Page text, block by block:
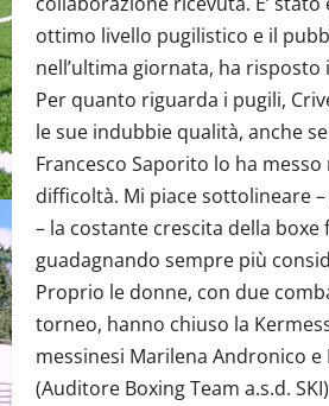
ottimo livello pugilistico e il
nell’ultima giornata, ha
Per quanto riguarda i pugili,
le sue indubbie qualità, anche
Francesco Saporito lo ha
difficoltà. Mi piace sottolineare
– la costante crescita della boxe
guadagnando sempre più
Proprio le donne, con due
torneo, hanno chiuso la
messinesi Marilena Andronico e
(Auditore Boxing Team a.s.d.